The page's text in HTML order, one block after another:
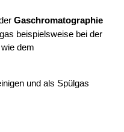
Gaschromatographie
beispielsweise bei der
dem
und als Spülgas